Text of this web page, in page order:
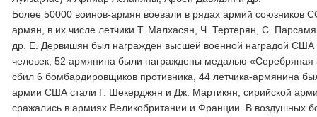
Более 50000 воинов-армян воевали в рядах армий
армян, в их числе летчики Т. Малхасян, Ч. Тертерян, С.
др. Е. Дервишян был награжден высшей военной наградой США
человек, 52 армянина были награждены медалью «Серебряная
сбил 6 бомбардировщиков противника, 44 летчика-армянина
армии США стали Г. Шекерджян и Дж. Мартикян, сирийской
сражались в армиях Великобритании и Франции. В воздушных